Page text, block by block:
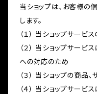
当ショップは、お客様の
します。
（１） 当ショップサービ
（２） 当ショップサービ
への対応のため
（３） 当ショップの商品
（４） 当ショップサービ